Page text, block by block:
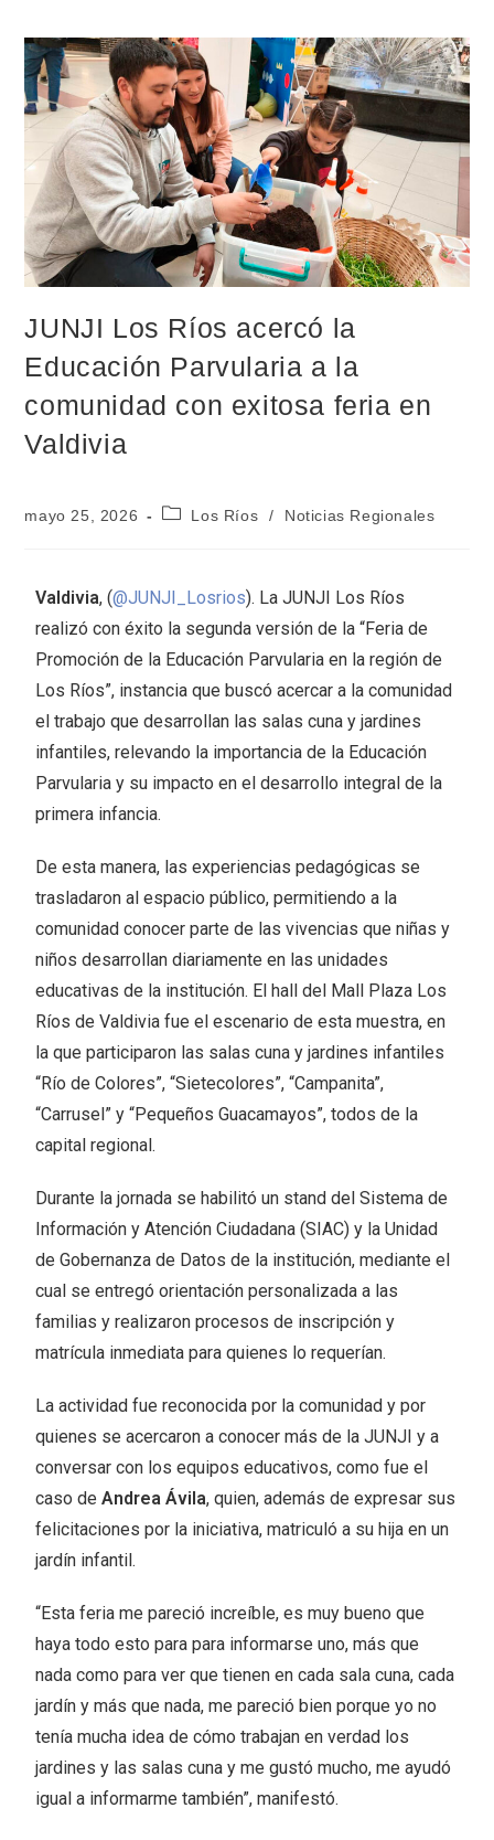
JUNJI Los Ríos acercó la
Educación Parvularia a la
comunidad con exitosa feria en
Valdivia
mayo 25, 2026 Los Ríos / Noticias Regionales
Valdivia, (@JUNJI_Losrios). La JUNJI Los Ríos
realizó con éxito la segunda versión de la “Feria de
Promoción de la Educación Parvularia en la región de
Los Ríos”, instancia que buscó acercar a la comunidad
el trabajo que desarrollan las salas cuna y jardines
infantiles, relevando la importancia de la Educación
Parvularia y su impacto en el desarrollo integral de la
primera infancia.
De esta manera, las experiencias pedagógicas se
trasladaron al espacio público, permitiendo a la
comunidad conocer parte de las vivencias que niñas y
niños desarrollan diariamente en las unidades
educativas de la institución. El hall del Mall Plaza Los
Ríos de Valdivia fue el escenario de esta muestra, en
la que participaron las salas cuna y jardines infantiles
“Río de Colores”, “Sietecolores”, “Campanita”,
“Carrusel” y “Pequeños Guacamayos”, todos de la
capital regional.
Durante la jornada se habilitó un stand del Sistema de
Información y Atención Ciudadana (SIAC) y la Unidad
de Gobernanza de Datos de la institución, mediante el
cual se entregó orientación personalizada a las
familias y realizaron procesos de inscripción y
matrícula inmediata para quienes lo requerían.
La actividad fue reconocida por la comunidad y por
quienes se acercaron a conocer más de la JUNJI y a
conversar con los equipos educativos, como fue el
caso deAndrea Ávila, quien, además de expresar sus
felicitaciones por la iniciativa, matriculó a su hija en un
jardín infantil.
“Esta feria me pareció increíble, es muy bueno que
haya todo esto para para informarse uno, más que
nada como para ver que tienen en cada sala cuna, cada
jardín y más que nada, me pareció bien porque yo no
tenía mucha idea de cómo trabajan en verdad los
jardines y las salas cuna y me gustó mucho, me ayudó
igual a informarme también”, manifestó.